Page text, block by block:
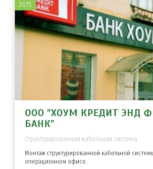
ООО "ХОУМ КРЕДИТ ЭНД
БАНК"
Структурированная кабельная система
Монтаж структурированной кабельной
операционном офисе.
2015